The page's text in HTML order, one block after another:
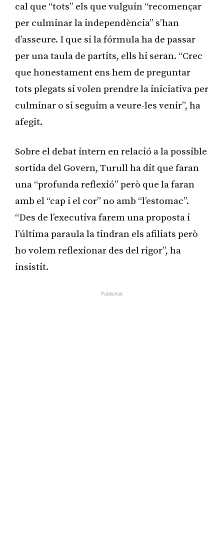
cal que “tots” els que vulguin “recomençar
per culminar la independència” s’han
d’asseure. I que si la fórmula ha de passar
per una taula de partits, ells hi seran. “Crec
que honestament ens hem de preguntar
tots plegats si volen prendre la iniciativa per
culminar o si seguim a veure-les venir”, ha
afegit.
Sobre el debat intern en relació a la possible
sortida del Govern, Turull ha dit que faran
una “profunda reflexió” però que la faran
amb el “cap i el cor” no amb “l’estomac”.
“Des de l’executiva farem una proposta i
l’última paraula la tindran els afiliats però
ho volem reflexionar des del rigor”, ha
insistit.
Publicitat